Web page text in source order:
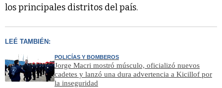
los principales distritos del país.
LEÉ TAMBIÉN:
POLICÍAS Y BOMBEROS
Jorge Macri mostró músculo, oficializó nuevos
cadetes y lanzó una dura advertencia a Kicillof por
la inseguridad